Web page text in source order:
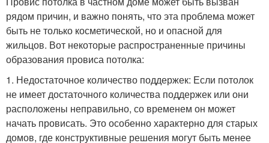
рядом причин, и важно понять, что эта проблема может
быть не только косметической, но и опасной для
жильцов. Вот некоторые распространенные причины
образования провиса потолка:
1. Недостаточное количество поддержек: Если потолок
не имеет достаточного количества поддержек или они
расположены неправильно, со временем он может
начать провисать. Это особенно характерно для старых
домов, где конструктивные решения могут быть менее